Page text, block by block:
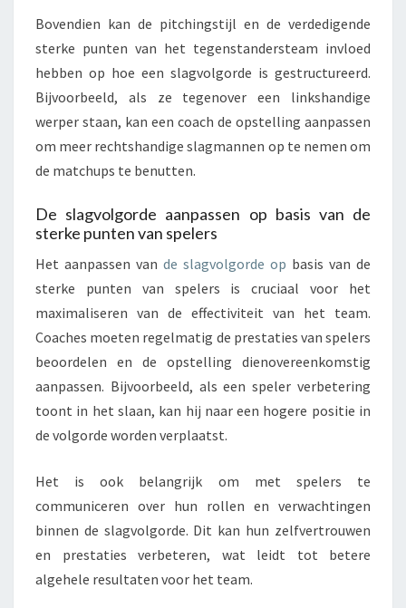
Bovendien kan de pitchingstijl en de verdedigende
sterke punten van het tegenstandersteam invloed
hebben op hoe een slagvolgorde is gestructureerd.
Bijvoorbeeld, als ze tegenover een linkshandige
werper staan, kan een coach de opstelling aanpassen
om meer rechtshandige slagmannen op te nemen om
de matchups te benutten.
De slagvolgorde aanpassen op basis van de
sterke punten van spelers
Het aanpassen van de slagvolgorde op basis van de
sterke punten van spelers is cruciaal voor het
maximaliseren van de effectiviteit van het team.
Coaches moeten regelmatig de prestaties van spelers
beoordelen en de opstelling dienovereenkomstig
aanpassen. Bijvoorbeeld, als een speler verbetering
toont in het slaan, kan hij naar een hogere positie in
de volgorde worden verplaatst.
Het is ook belangrijk om met spelers te
communiceren over hun rollen en verwachtingen
binnen de slagvolgorde. Dit kan hun zelfvertrouwen
en prestaties verbeteren, wat leidt tot betere
algehele resultaten voor het team.